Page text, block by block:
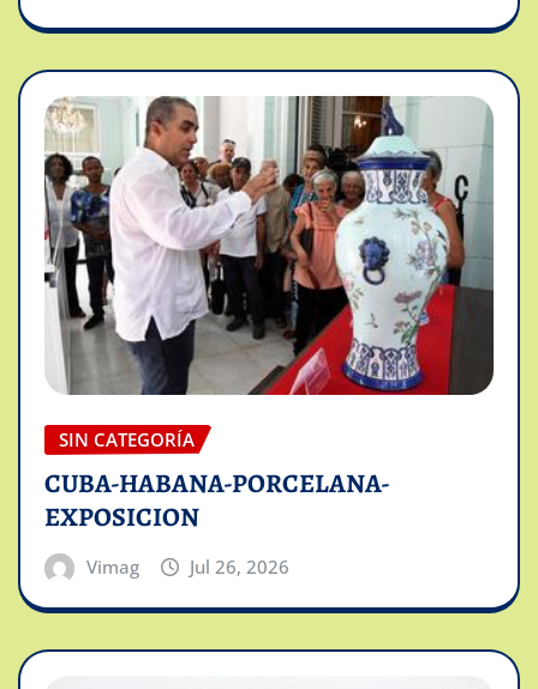
SIN CATEGORÍA
CUBA-HABANA-PORCELANA-
EXPOSICION
Vimag Jul 26, 2026